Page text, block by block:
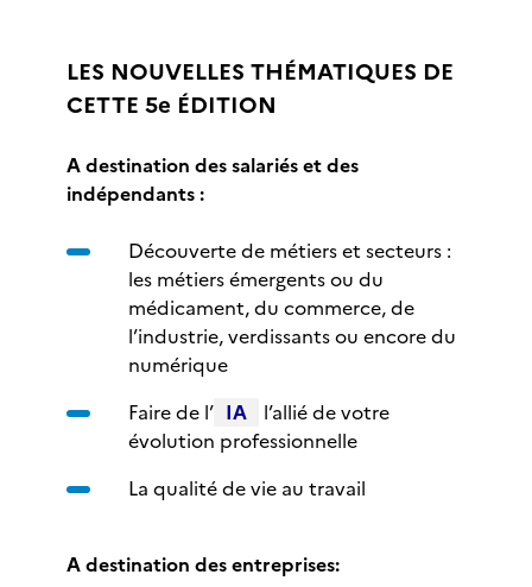
LES NOUVELLES THÉMATIQUES DE
CETTE 5e ÉDITION
A destination des salariés et des
indépendants :
Découverte de métiers et secteurs :
les métiers émergents ou du
médicament, du commerce, de
l’industrie, verdissants ou encore du
numérique
Faire de l’ IA
l’allié de votre
évolution professionnelle
La qualité de vie au travail
A destination des entreprises: